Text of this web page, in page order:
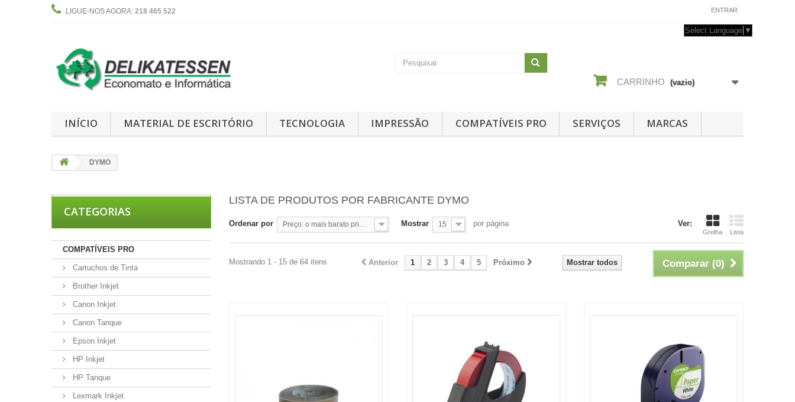
ENTRAR
LIGUE-NOS AGORA: 218 465 522
Select Language ▼
CARRINHO (vazio)
INÍCIO MATERIAL DE ESCRITÓRIO TECNOLOGIA IMPRESSÃO COMPATÍVEIS PRO SERVIÇOS MARCAS
DYMO
CATEGORIAS
COMPATÍVEIS PRO
Cartuchos de Tinta
Brother Inkjet
Canon Inkjet
Canon Tanque
Epson Inkjet
HP Inkjet
HP Tanque
Lexmark Inkjet
LISTA DE PRODUTOS POR FABRICANTE DYMO
Ver:
Grelha Lista
Ordenar por Mostrar 15 por página
Comparar (0)
Mostrar todos
Anterior 1 2 3 4 5 Próximo
Mostrando 1 - 15 de 64 itens